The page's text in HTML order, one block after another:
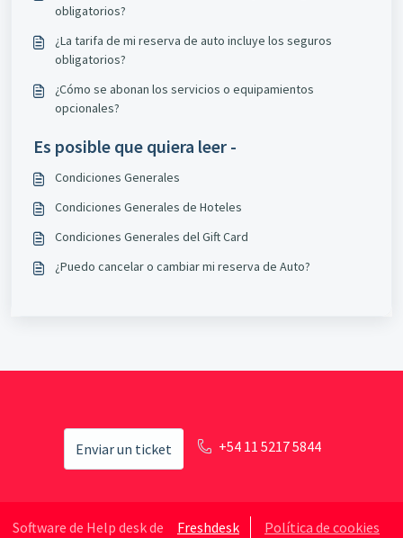
obligatorios?
¿La tarifa de mi reserva de auto incluye los seguros
obligatorios?
¿Cómo se abonan los servicios o equipamientos
opcionales?
Es posible que quiera leer -
Condiciones Generales
Condiciones Generales de Hoteles
Condiciones Generales del Gift Card
¿Puedo cancelar o cambiar mi reserva de Auto?
Enviar un ticket +54 11 5217 5844
Software de Help desk de Freshdesk Política de cookies